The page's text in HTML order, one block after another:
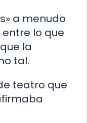
a menudo
lo que
la
tal.
teatro que